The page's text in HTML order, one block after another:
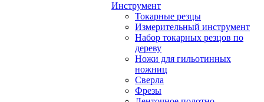
Инструмент
Токарные резцы
Измерительный инструмент
Набор токарных резцов по
дереву
Ножи для гильотинных
ножниц
Сверла
Фрезы